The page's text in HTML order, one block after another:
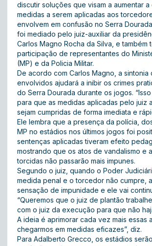
discutir soluções que visam a aumentar
medidas a serem aplicadas aos
envolvem em confusão no Serra
foi mediado pelo juiz-auxiliar da
Carlos Magno Rocha da Silva, e também
participação de representantes do
(MP) e da Policia Militar.
De acordo com Carlos Magno, a sintonia
envolvidos ajudará a inibir os crimes
do Serra Dourada durante os jogos.
para que as medidas aplicadas pelo juiz
sejam cumpridas de forma imediata e
Ele lembra que a presença da polícia,
MP no estádios nos últimos jogos foi
sentenças aplicadas tiveram efeito
mostrando que os atos de vandalismo e
torcidas não passarão mais impunes.
Segundo o juiz, quando o Poder
medida penal e o torcedor não cumpre,
sensação de impunidade e ele vai
“Queremos que o juiz de plantão
com o juiz da execução para que não
A ideia é aprimorar cada vez mais essas
chegarmos em medidas eficazes”, diz.
Para Adalberto Grecco, os estádios